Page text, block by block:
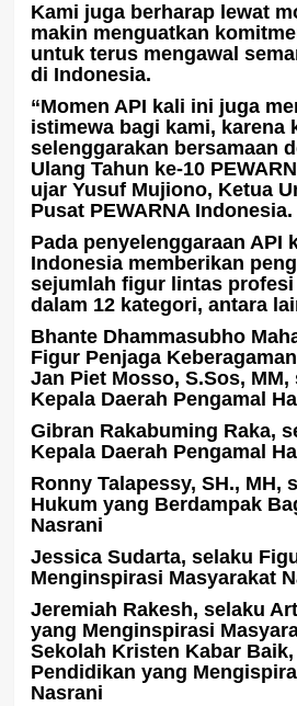
Kami juga berharap lewat
makin menguatkan
untuk terus mengawal
di Indonesia.
“Momen API kali ini juga
istimewa bagi kami, karena
selenggarakan bersamaan
Ulang Tahun ke-10
ujar Yusuf Mujiono, Ketua
Pusat PEWARNA Indonesia.
Pada penyelenggaraan API
Indonesia memberikan
sejumlah figur lintas
dalam 12 kategori, antara
Bhante Dhammasubho
Figur Penjaga Keberagaman
Jan Piet Mosso, S.Sos,
Kepala Daerah Pengamal
Gibran Rakabuming Raka,
Kepala Daerah Pengamal
Ronny Talapessy, SH., MH,
Hukum yang Berdampak
Nasrani
Jessica Sudarta, selaku
Menginspirasi Masyarakat
Jeremiah Rakesh, selaku
yang Menginspirasi
Sekolah Kristen Kabar
Pendidikan yang
Nasrani